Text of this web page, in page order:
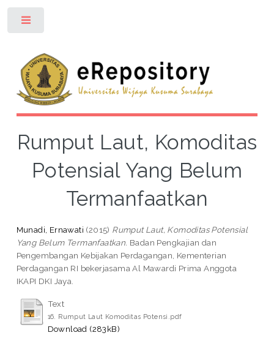
Rumput Laut, Komoditas
Potensial Yang Belum
Termanfaatkan
Munadi, Ernawati (2015) Rumput Laut, Komoditas Potensial
Yang Belum Termanfaatkan. Badan Pengkajian dan
Pengembangan Kebijakan Perdagangan, Kementerian
Perdagangan RI bekerjasama Al Mawardi Prima Anggota
IKAPI DKI Jaya.
Text
16. Rumput Laut Komoditas Potensi.pdf
Download (283kB)